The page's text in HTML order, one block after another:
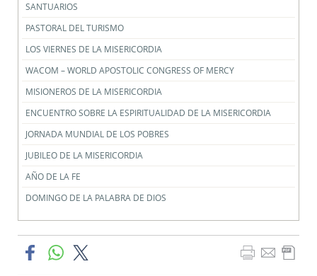
SANTUARIOS
PASTORAL DEL TURISMO
LOS VIERNES DE LA MISERICORDIA
WACOM – WORLD APOSTOLIC CONGRESS OF MERCY
MISIONEROS DE LA MISERICORDIA
ENCUENTRO SOBRE LA ESPIRITUALIDAD DE LA MISERICORDIA
JORNADA MUNDIAL DE LOS POBRES
JUBILEO DE LA MISERICORDIA
AÑO DE LA FE
DOMINGO DE LA PALABRA DE DIOS